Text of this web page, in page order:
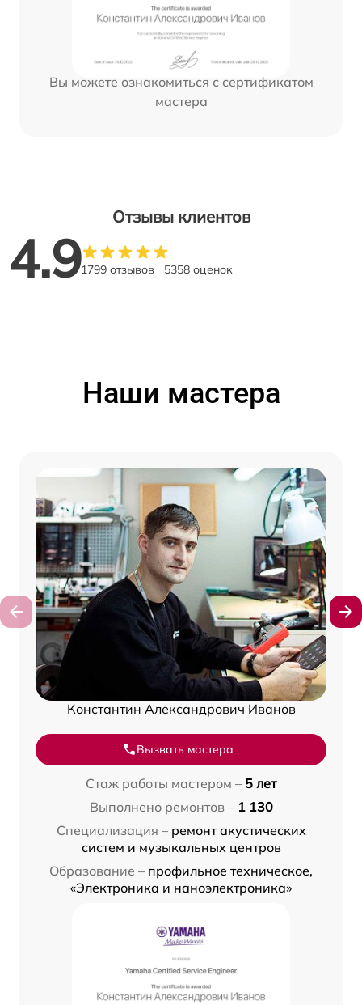
Вы можете ознакомиться с сертификатом
мастера
Отзывы клиентов
4.91799 отзывов 5358 оценок
Наши мастера
Константин Александрович Иванов
Вызвать мастера
Стаж работы мастером – 5 лет
Выполнено ремонтов – 1 130
Специализация – ремонт акустических
систем и музыкальных центров
Образование – профильное техническое,
«Электроника и наноэлектроника»